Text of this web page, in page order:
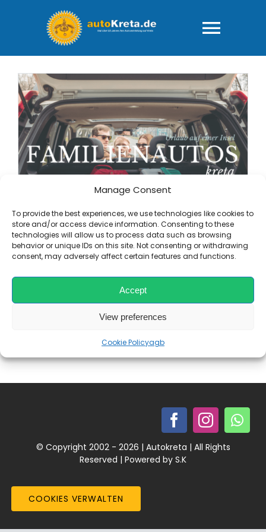
Manage Consent
To provide the best experiences, we use technologies like cookies to
store and/or access device information. Consenting to these
technologies will allow us to process data such as browsing
behavior or unique IDs on this site. Not consenting or withdrawing
consent, may adversely affect certain features and functions.
Accept
View preferences
Cookie Policyagb
HOME
Fuhrpark
AGB –
Wie läuft das
Kontakt
Familienautos
Familienautos Mietwagen auf Kreta für Familien
mit Babys und Kleinkinder Der Panda ist jetzt zu
beginnt eine neue Generation unserer
© Copyright 2002 - 2026 | Autokreta | All Rights
Reserved | Powered by S.K
COOKIES VERWALTEN